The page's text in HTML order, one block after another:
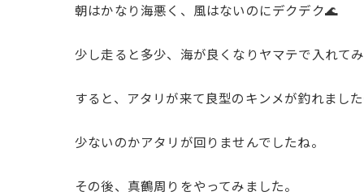
朝はかなり海悪く、風はないのにデクデク🌊
少し走ると多少、海が良くなりヤマテで入れてみ
すると、アタリが来て良型のキンメが釣れまし
少ないのかアタリが回りませんでしたね。
その後、真鶴周りをやってみました。